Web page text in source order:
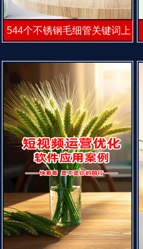
544个不锈钢毛细管关键词上